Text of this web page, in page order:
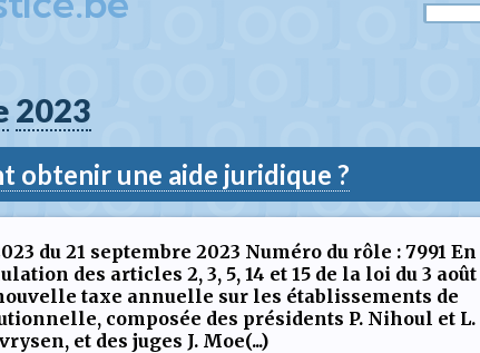
2023
obtenir une aide juridique ?
du 21 septembre 2023 Numéro du rôle : 7991 En
des articles 2, 3, 5, 14 et 15 de la loi du 3 août
taxe annuelle sur les établissements de
composée des présidents P. Nihoul et L.
et des juges J. Moe(...)